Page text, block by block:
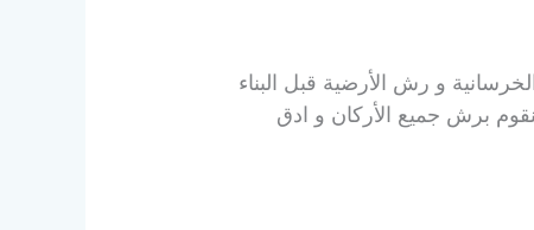
و رش الأرضية قبل البناء
برش جميع الأركان و ادق